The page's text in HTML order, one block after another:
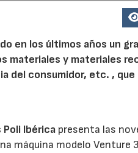
en los últimos años un
materiales y materiales
del consumidor, etc. ,
Poli Ibérica presenta las
máquina modelo Venture